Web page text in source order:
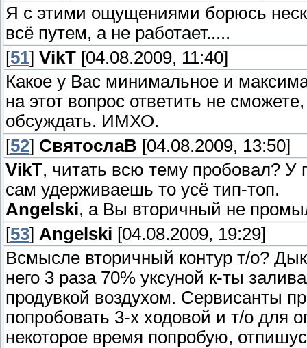
Я с этими ощущениями борюсь
всё путем, а не работает.....
[51] VikT [04.08.2009, 11:40]
Какое у Вас минимальное и
на этот вопрос ответить не
обсуждать. ИМХО.
[52] СвятослаВ [04.08.2009, 13:50]
VikT, читать всю тему пробовал? У
сам удерживаешь то усё тип-топ.
Angelski, а Вы вторичный не
[53] Angelski [04.08.2009, 19:29]
Всмысле вторичный контур т/о?
него 3 раза 70% уксуной к-ты
продувкой воздухом. Сервисанты
попробовать 3-х ходовой и т/о для
некоторое время попробую,